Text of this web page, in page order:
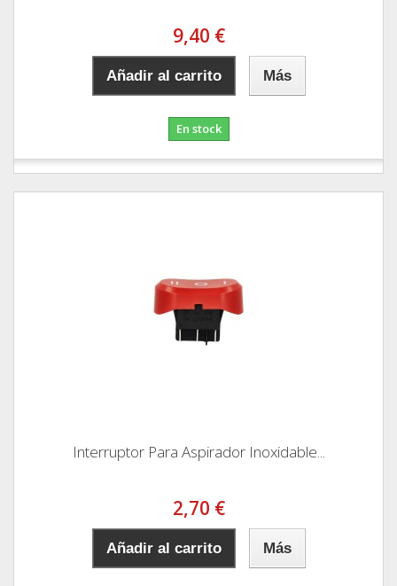
9,40 €
Añadir al carrito Más
En stock
Interruptor Para Aspirador Inoxidable...
2,70 €
Añadir al carrito Más